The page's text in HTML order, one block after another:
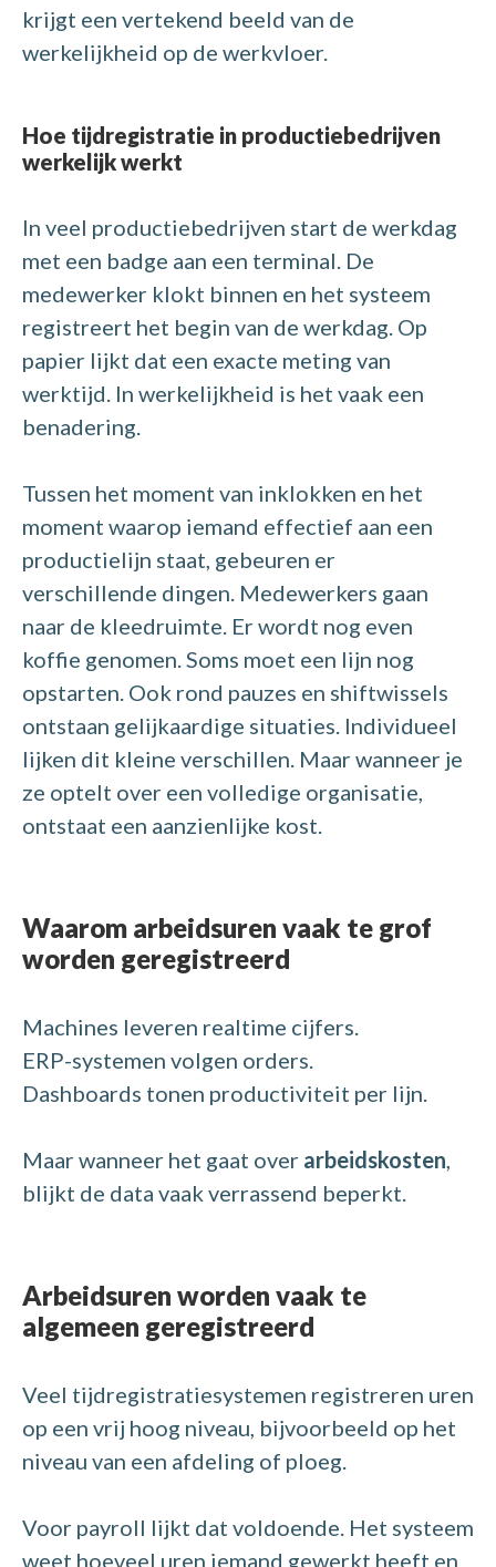
krijgt een vertekend beeld van de
werkelijkheid op de werkvloer.
Hoe tijdregistratie in productiebedrijven
werkelijk werkt
In veel productiebedrijven start de werkdag
met een badge aan een terminal. De
medewerker klokt binnen en het systeem
registreert het begin van de werkdag. Op
papier lijkt dat een exacte meting van
werktijd. In werkelijkheid is het vaak een
benadering.
Tussen het moment van inklokken en het
moment waarop iemand effectief aan een
productielijn staat, gebeuren er
verschillende dingen. Medewerkers gaan
naar de kleedruimte. Er wordt nog even
koffie genomen. Soms moet een lijn nog
opstarten. Ook rond pauzes en shiftwissels
ontstaan gelijkaardige situaties. Individueel
lijken dit kleine verschillen. Maar wanneer je
ze optelt over een volledige organisatie,
ontstaat een aanzienlijke kost.
Waarom arbeidsuren vaak te grof
worden geregistreerd
Machines leveren realtime cijfers.
ERP-systemen volgen orders.
Dashboards tonen productiviteit per lijn.
Maar wanneer het gaat over arbeidskosten
blijkt de data vaak verrassend beperkt.
Arbeidsuren worden vaak te
algemeen geregistreerd
Veel tijdregistratiesystemen registreren uren
op een vrij hoog niveau, bijvoorbeeld op het
niveau van een afdeling of ploeg.
Voor payroll lijkt dat voldoende. Het systeem
weet hoeveel uren iemand gewerkt heeft en